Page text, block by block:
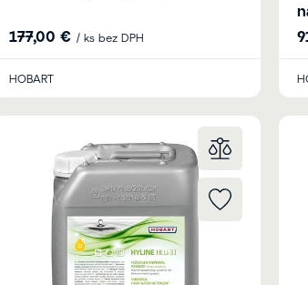
177,00 € / ks bez DPH
HOBART